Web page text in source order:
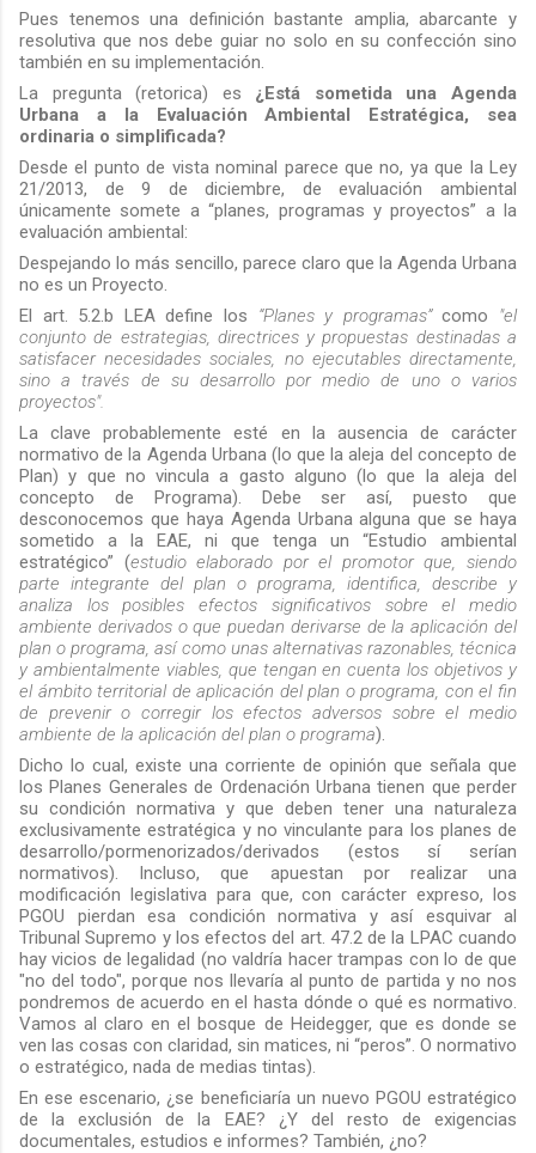
Pues tenemos una definición bastante amplia, abarcante y
resolutiva que nos debe guiar no solo en su confección sino
también en su implementación.
La pregunta (retorica) es ¿Está sometida una Agenda
Urbana a la Evaluación Ambiental Estratégica, sea
ordinaria o simplificada?
Desde el punto de vista nominal parece que no, ya que la Ley
21/2013, de 9 de diciembre, de evaluación ambiental
únicamente somete a “planes, programas y proyectos” a la
evaluación ambiental:
Despejando lo más sencillo, parece claro que la Agenda Urbana
no es un Proyecto.
El art. 5.2.b LEA define los “Planes y programas”como "el
conjunto de estrategias, directrices y propuestas destinadas a
satisfacer necesidades sociales, no ejecutables directamente,
sino a través de su desarrollo por medio de uno o varios
proyectos".
La clave probablemente esté en la ausencia de carácter
normativo de la Agenda Urbana (lo que la aleja del concepto de
Plan) y que no vincula a gasto alguno (lo que la aleja del
concepto de Programa). Debe ser así, puesto que
desconocemos que haya Agenda Urbana alguna que se haya
sometido a la EAE, ni que tenga un “Estudio ambiental
estratégico” (estudio elaborado por el promotor que, siendo
parte integrante del plan o programa, identifica, describe y
analiza los posibles efectos significativos sobre el medio
ambiente derivados o que puedan derivarse de la aplicación del
plan o programa, así como unas alternativas razonables, técnica
y ambientalmente viables, que tengan en cuenta los objetivos y
el ámbito territorial de aplicación del plan o programa, con el fin
de prevenir o corregir los efectos adversos sobre el medio
ambiente de la aplicación del plan o programa).
Dicho lo cual, existe una corriente de opinión que señala que
los Planes Generales de Ordenación Urbana tienen que perder
su condición normativa y que deben tener una naturaleza
exclusivamente estratégica y no vinculante para los planes de
desarrollo/pormenorizados/derivados (estos sí serían
normativos). Incluso, que apuestan por realizar una
modificación legislativa para que, con carácter expreso, los
PGOU pierdan esa condición normativa y así esquivar al
Tribunal Supremo y los efectos del art. 47.2 de la LPAC cuando
hay vicios de legalidad (novaldría hacer trampas con lo de que
"no del todo", porque nos llevaría al punto de partiday no nos
pondremos de acuerdo en el hasta dónde o qué es normativo.
Vamos al claro en el bosque de Heidegger, que es donde se
ven las cosas con claridad, sin matices, ni “peros”. O normativo
o estratégico, nada de medias tintas).
En ese escenario, ¿se beneficiaría un nuevo PGOU estratégico
de la exclusión de la EAE? ¿Y del resto de exigencias
documentales, estudios e informes? También, ¿no?